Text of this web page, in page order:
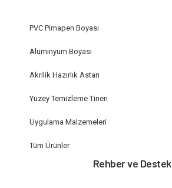
PVC Pimapen Boyası
Alüminyum Boyası
Akrilik Hazırlık Astarı
Yüzey Temizleme Tineri
Uygulama Malzemeleri
Tüm Ürünler
Rehber ve Destek